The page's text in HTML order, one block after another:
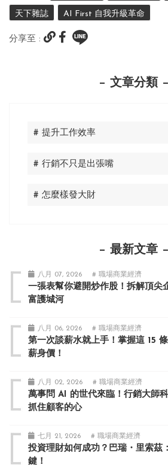
天下雜誌 AI First 自我升級革命
分享至 :
文章分類
# 提升工作效率
# 行銷不只是出張嘴
# 怎麼樣發大財
最新文章
八月 07, 2026 # 職場商業經濟
一張表幫你避開炒作股！拆解頂尖
富護城河
八月 06, 2026 # 職場商業經濟
第一次談薪水就上手！掌握這 15
薪身價！
八月 02, 2026 # 職場商業經濟
萬事問 AI 的世代來臨！行銷大師
抓住顧客的心
七月 21, 2026 # 職場商業經濟
投資理財如何成功？巴瑞・里索茲
鍵！